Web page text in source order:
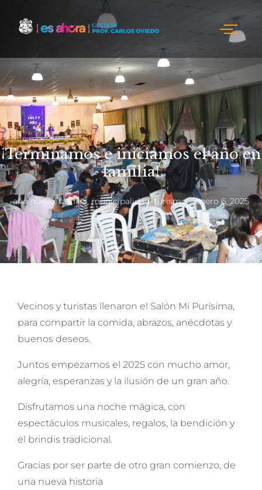
¡Terminamos e iniciamos el año en
familia!
año nuevo,familia,municipalidad,turismo enero 6, 2025
Vecinos y turistas llenaron el Salón Mi Purísima,
para compartir la comida, abrazos, anécdotas y
buenos deseos.
Juntos empezamos el 2025 con mucho amor,
alegría, esperanzas y la ilusión de un gran año.
Disfrutamos una noche mágica, con
espectáculos musicales, regalos, la bendición y
el brindis tradicional.
Gracias por ser parte de otro gran comienzo, de
una nueva historia